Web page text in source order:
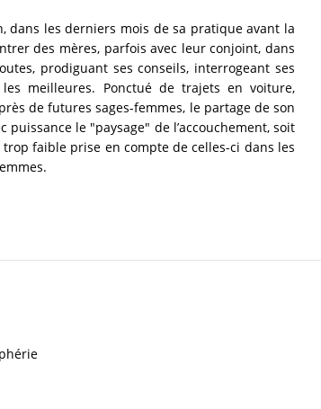
dans les derniers mois de sa pratique avant la
des mères, parfois avec leur conjoint, dans
prodiguant ses conseils, interrogeant ses
meilleures. Ponctué de trajets en voiture,
de futures sages-femmes, le partage de son
puissance le "paysage" de l’accouchement, soit
faible prise en compte de celles-ci dans les